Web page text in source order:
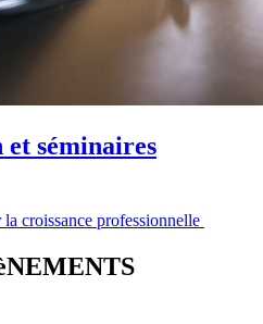
séminaires
croissance professionnelle